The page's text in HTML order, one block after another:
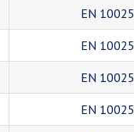
EN 10025
EN 10025
EN 10025
EN 10025